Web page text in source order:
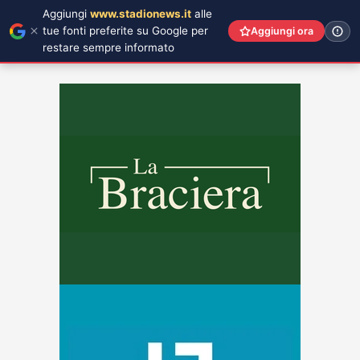
Aggiungi www.stadionews.it alle
tue fonti preferite su Google per
restare sempre informato
Aggiungi ora